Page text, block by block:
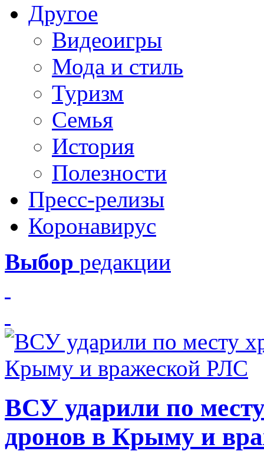
Другое
Видеоигры
Мода и стиль
Туризм
Семья
История
Полезности
Пресс-релизы
Коронавирус
Выбор редакции
ВСУ ударили по
дронов в Крыму и